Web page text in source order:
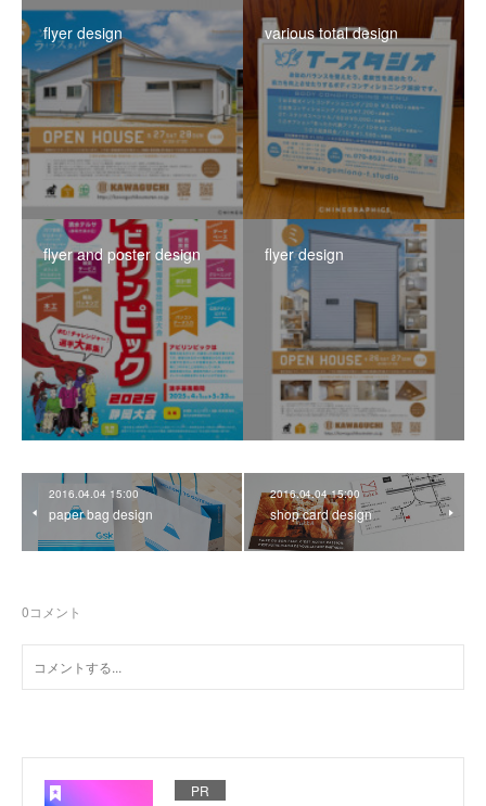
flyer design various total design
flyer and poster design flyer design
2016.04.04 15:00
paper bag design
2016.04.04 15:00
shop card design
0コメント
PR